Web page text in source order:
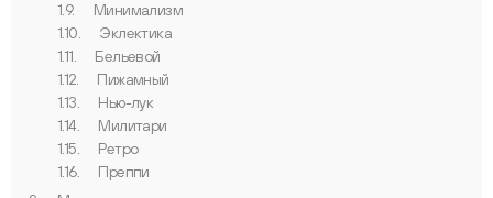
1.9.
Минимализм
1.10.
Эклектика
1.11.
Бельевой
1.12.
Пижамный
1.13.
Нью-лук
1.14.
Милитари
1.15.
Ретро
1.16.
Преппи